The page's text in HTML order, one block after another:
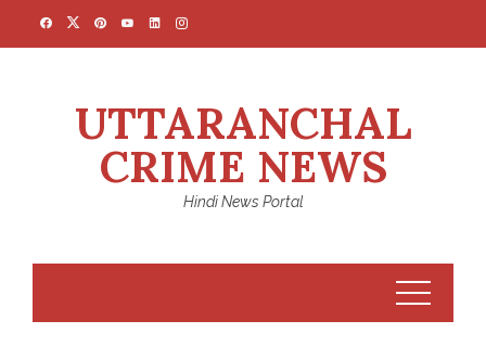
UTTARANCHAL
CRIME NEWS
Hindi News Portal